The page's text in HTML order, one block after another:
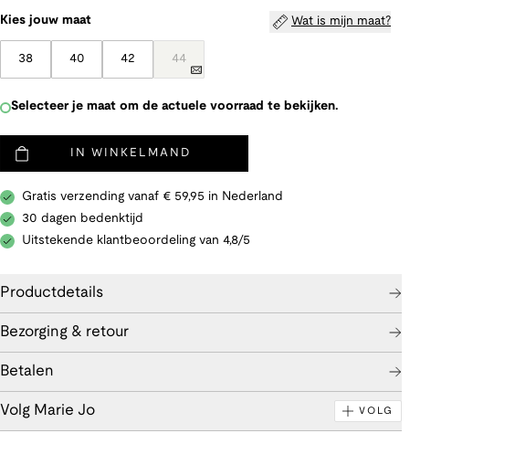
Kies jouw maat Wat is mijn maat?
38 40 42 44
Selecteer je maat om de actuele voorraad te bekijken.
IN WINKELMAND
Gratis verzending vanaf € 59,95 in Nederland
30 dagen bedenktijd
Uitstekende klantbeoordeling van 4,8/5
Productdetails
Bezorging & retour
Betalen
Volg Marie Jo VOLG